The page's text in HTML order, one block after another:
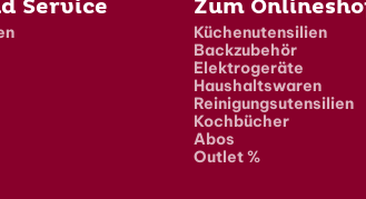
Service Zum
Küchenutensilien
Backzubehör
Elektrogeräte
Haushaltswaren
Reinigungsutensilien
Kochbücher
Abos
Outlet %